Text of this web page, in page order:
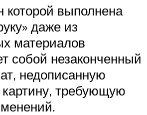
которой выполнена
даже из
материалов
собой незаконченный
недописанную
требующую